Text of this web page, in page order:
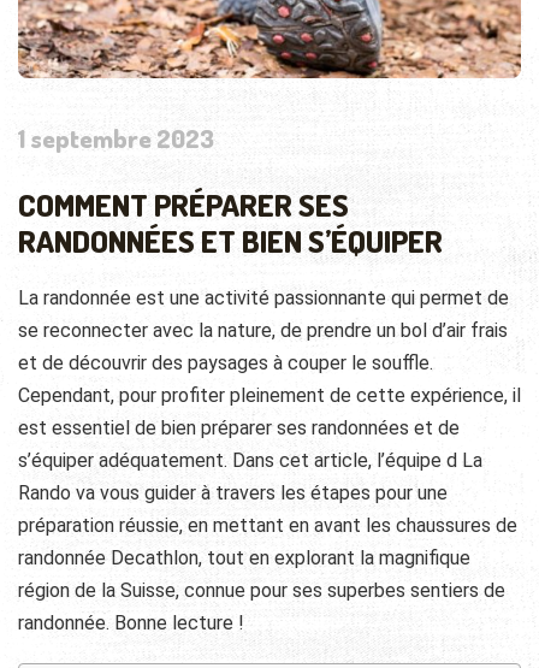
1 septembre 2023
COMMENT PRÉPARER SES
RANDONNÉES ET BIEN S’ÉQUIPER
La randonnée est une activité passionnante qui permet de
se reconnecter avec la nature, de prendre un bol d’air frais
et de découvrir des paysages à couper le souffle.
Cependant, pour profiter pleinement de cette expérience, il
est essentiel de bien préparer ses randonnées et de
s’équiper adéquatement. Dans cet article, l’équipe d La
Rando va vous guider à travers les étapes pour une
préparation réussie, en mettant en avant les chaussures de
randonnée Decathlon, tout en explorant la magnifique
région de la Suisse, connue pour ses superbes sentiers de
randonnée. Bonne lecture !